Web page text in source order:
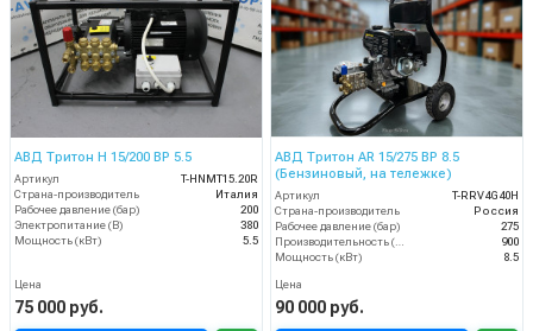
АВД Тритон H 15/200 BP 5.5
Артикул
T-HNMT15.20R
Страна-производитель
Италия
Рабочее давление (бар)
200
Электропитание (В)
380
Мощность (кВт)
5.5
Цена
75 000 руб.
АВД Тритон AR 15/275 ВР 8.5
(Бензиновый, на тележке)
Артикул
T-RRV4G40H
Страна-производитель
Россия
Рабочее давление (бар)
275
900
Мощность (кВт)
8.5
Цена
90 000 руб.